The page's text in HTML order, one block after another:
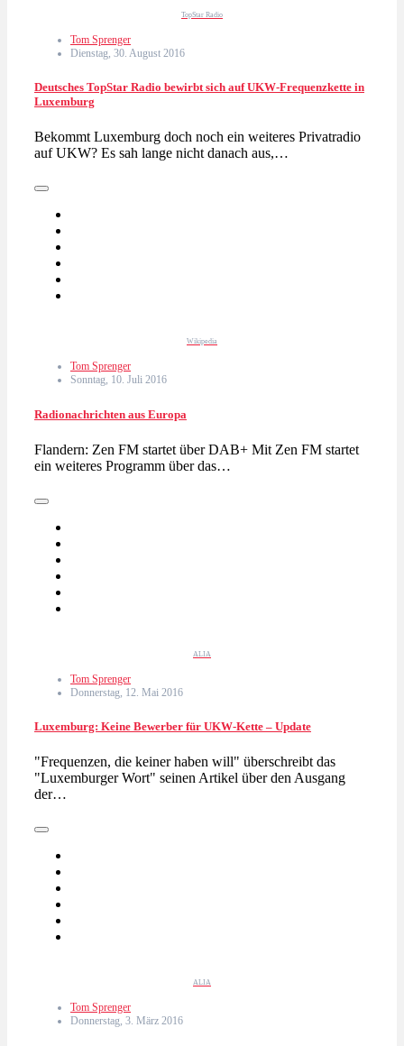
TopStar Radio
Tom Sprenger
Dienstag, 30. August 2016
Deutsches TopStar Radio bewirbt sich auf UKW-Frequenzkette in
Luxemburg
Bekommt Luxemburg doch noch ein weiteres Privatradio
auf UKW? Es sah lange nicht danach aus,…
Wikipedia
Tom Sprenger
Sonntag, 10. Juli 2016
Radionachrichten aus Europa
Flandern: Zen FM startet über DAB+ Mit Zen FM startet
ein weiteres Programm über das…
ALIA
Tom Sprenger
Donnerstag, 12. Mai 2016
Luxemburg: Keine Bewerber für UKW-Kette – Update
"Frequenzen, die keiner haben will" überschreibt das
"Luxemburger Wort" seinen Artikel über den Ausgang
der…
ALIA
Tom Sprenger
Donnerstag, 3. März 2016